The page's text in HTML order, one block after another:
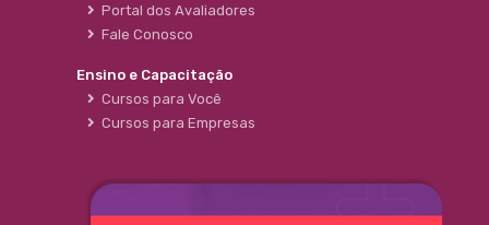
Portal dos Avaliadores
Fale Conosco
Ensino e Capacitação
Cursos para Você
Cursos para Empresas